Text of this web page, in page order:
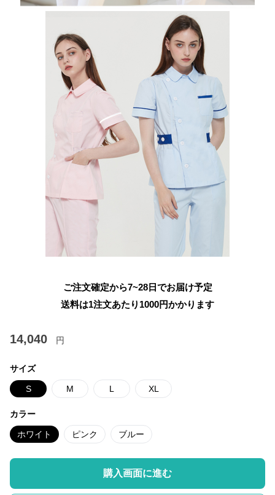
ご注文確定から7~28日でお届け予定
送料は1注文あたり 1000円かかります
14,040 円
サイズ
S M L XL
カラー
ホワイト ピンク ブルー
購入画面に進む